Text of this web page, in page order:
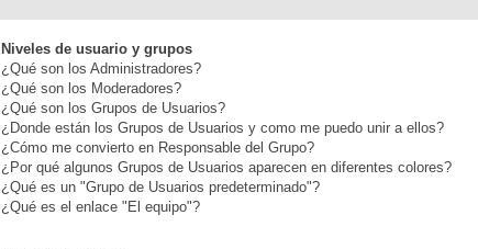
Niveles de usuario y grupos
¿Qué son los Administradores?
¿Qué son los Moderadores?
¿Qué son los Grupos de Usuarios?
¿Donde están los Grupos de Usuarios y como me puedo unir a ellos?
¿Cómo me convierto en Responsable del Grupo?
¿Por qué algunos Grupos de Usuarios aparecen en diferentes colores?
¿Qué es un "Grupo de Usuarios predeterminado"?
¿Qué es el enlace "El equipo"?